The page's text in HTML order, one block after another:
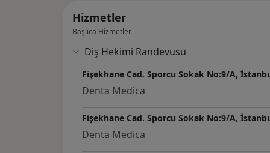
Hizmetler
Başlıca Hizmetler
Diş Hekimi Randevusu
Fişekhane Cad. Sporcu Sokak No:9/A,
Denta Medica
Fişekhane Cad. Sporcu Sokak No:9/A,
Denta Medica